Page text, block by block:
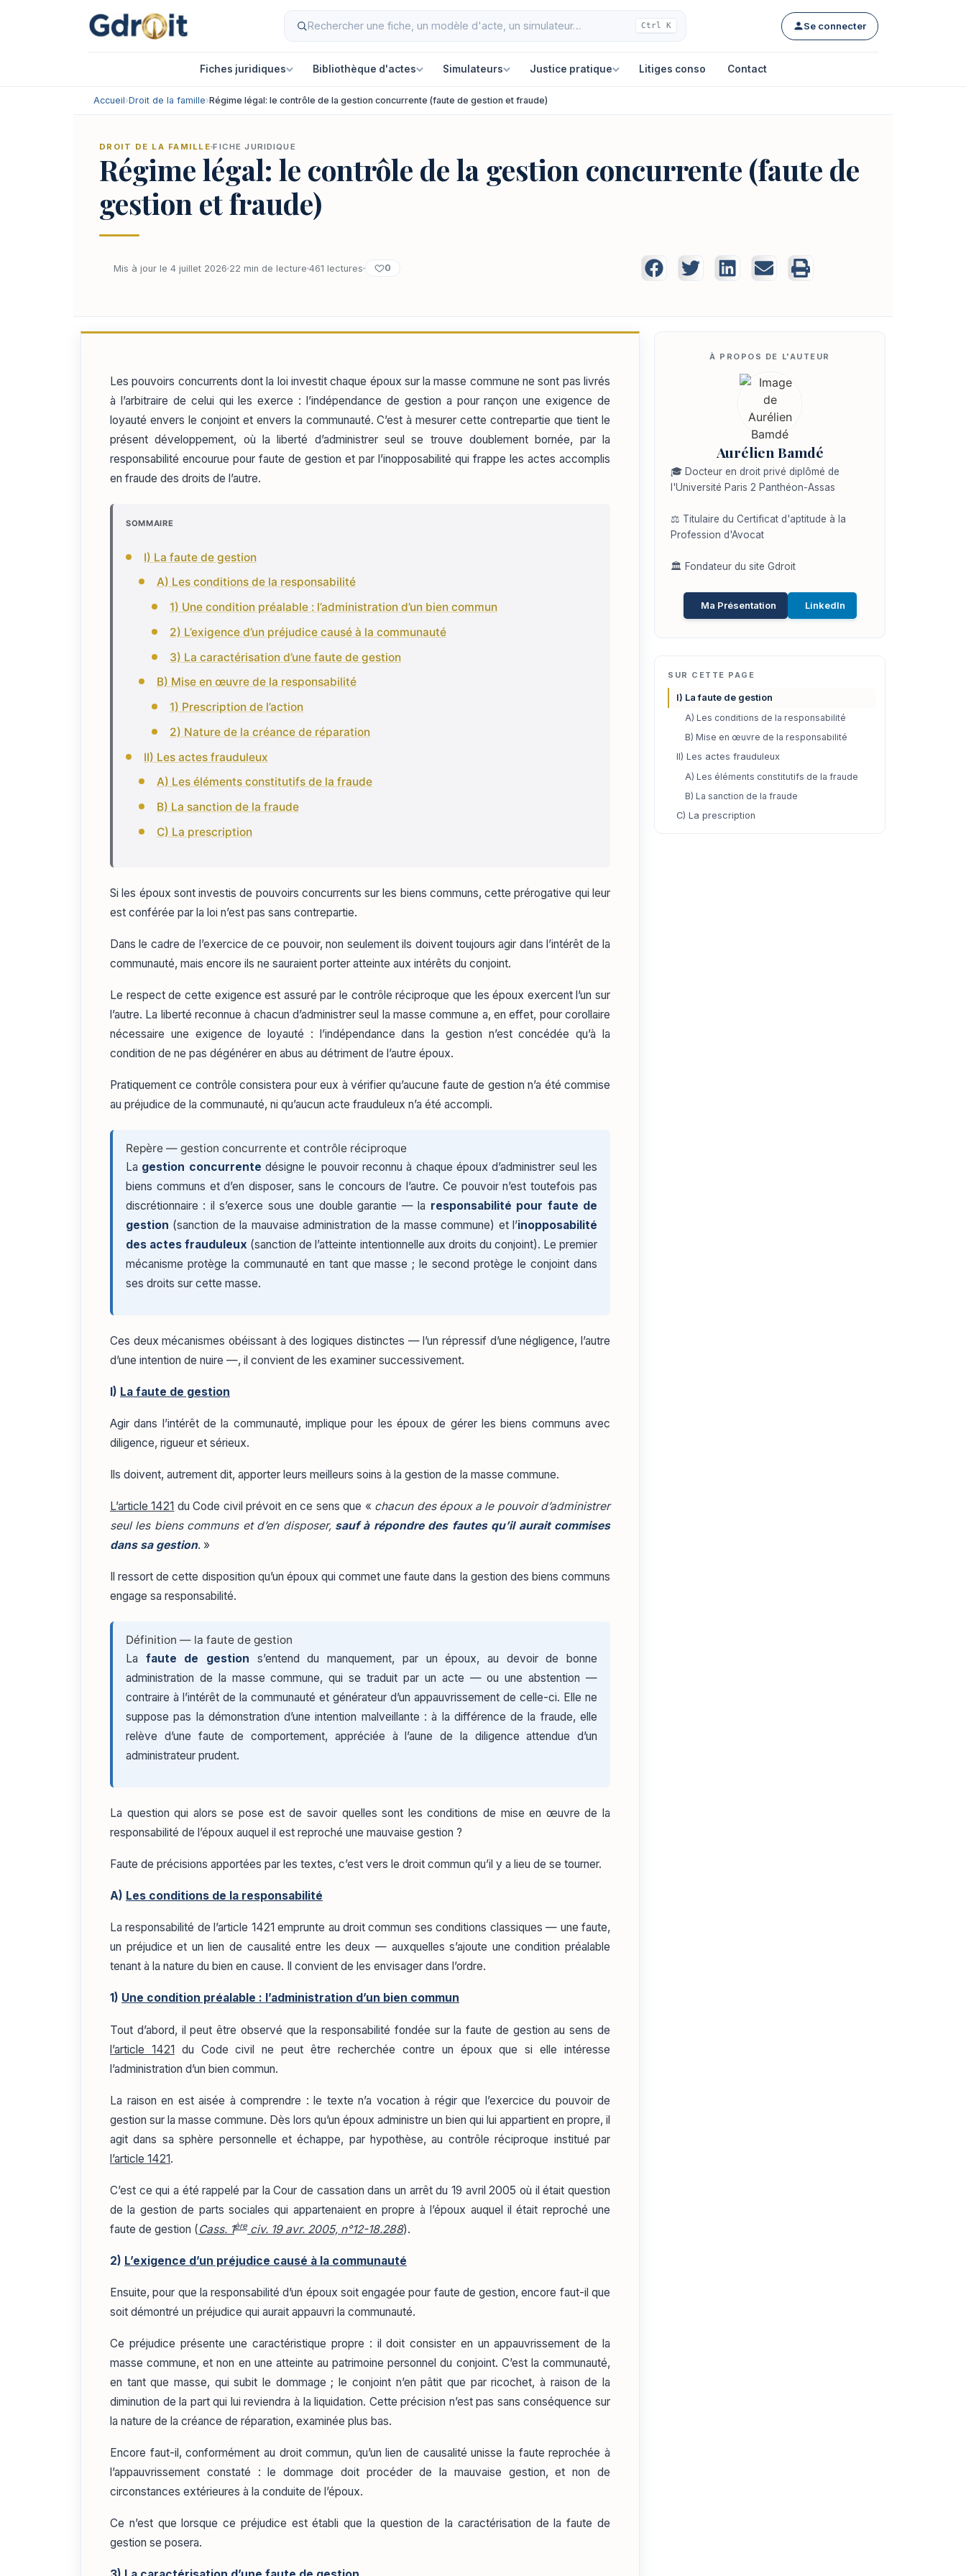
Ctrl K Se connecter
Fiches juridiques Bibliothèque d'actes Simulateurs Justice pratique Litiges conso Contact
Accueil›Droit de la famille›Régime légal: le contrôle de la gestion concurrente (faute de gestion et fraude)
DROIT DE LA FAMILLE FICHE JURIDIQUE
Régime légal: le contrôle de la gestion concurrente (faute de
gestion et fraude)
Mis à jour le 4 juillet 2026 22 min de lecture 461 lectures 0
Les pouvoirs concurrents dont la loi investit chaque époux sur la masse commune ne sont pas livrés
à l’arbitraire de celui qui les exerce : l’indépendance de gestion a pour rançon une exigence de
loyauté envers le conjoint et envers la communauté. C’est à mesurer cette contrepartie que tient le
présent développement, où la liberté d’administrer seul se trouve doublement bornée, par la
responsabilité encourue pour faute de gestion et par l’inopposabilité qui frappe les actes accomplis
en fraude des droits de l’autre.
SOMMAIRE
I) La faute de gestion
A) Les conditions de la responsabilité
1) Une condition préalable : l’administration d’un bien commun
2) L’exigence d’un préjudice causé à la communauté
3) La caractérisation d’une faute de gestion
B) Mise en œuvre de la responsabilité
1) Prescription de l’action
2) Nature de la créance de réparation
II) Les actes frauduleux
A) Les éléments constitutifs de la fraude
B) La sanction de la fraude
C) La prescription
Si les époux sont investis de pouvoirs concurrents sur les biens communs, cette prérogative qui leur
est conférée par la loi n’est pas sans contrepartie.
Dans le cadre de l’exercice de ce pouvoir, non seulement ils doivent toujours agir dans l’intérêt de la
communauté, mais encore ils ne sauraient porter atteinte aux intérêts du conjoint.
Le respect de cette exigence est assuré par le contrôle réciproque que les époux exercent l’un sur
l’autre. La liberté reconnue à chacun d’administrer seul la masse commune a, en effet, pour corollaire
nécessaire une exigence de loyauté : l’indépendance dans la gestion n’est concédée qu’à la
condition de ne pas dégénérer en abus au détriment de l’autre époux.
Pratiquement ce contrôle consistera pour eux à vérifier qu’aucune faute de gestion n’a été commise
au préjudice de la communauté, ni qu’aucun acte frauduleux n’a été accompli.
Repère — gestion concurrente et contrôle réciproque
La gestion concurrente désigne le pouvoir reconnu à chaque époux d’administrer seul les
biens communs et d’en disposer, sans le concours de l’autre. Ce pouvoir n’est toutefois pas
discrétionnaire : il s’exerce sous une double garantie — la responsabilité pour faute de
gestion (sanction de la mauvaise administration de la masse commune) et l’inopposabilité
des actes frauduleux (sanction de l’atteinte intentionnelle aux droits du conjoint). Le premier
mécanisme protège la communauté en tant que masse ; le second protège le conjoint dans
ses droits sur cette masse.
Ces deux mécanismes obéissant à des logiques distinctes — l’un répressif d’une négligence, l’autre
d’une intention de nuire —, il convient de les examiner successivement.
I) La faute de gestion
Agir dans l’intérêt de la communauté, implique pour les époux de gérer les biens communs avec
diligence, rigueur et sérieux.
Ils doivent, autrement dit, apporter leurs meilleurs soins à la gestion de la masse commune.
L’article 1421 du Code civil prévoit en ce sens que « chacun des époux a le pouvoir d’administrer
seul les biens communs et d’en disposer, sauf à répondre des fautes qu’il aurait commises
dans sa gestion. »
Il ressort de cette disposition qu’un époux qui commet une faute dans la gestion des biens communs
engage sa responsabilité.
Définition — la faute de gestion
La faute de gestion s’entend du manquement, par un époux, au devoir de bonne
administration de la masse commune, qui se traduit par un acte — ou une abstention —
contraire à l’intérêt de la communauté et générateur d’un appauvrissement de celle-ci. Elle ne
suppose pas la démonstration d’une intention malveillante : à la différence de la fraude, elle
relève d’une faute de comportement, appréciée à l’aune de la diligence attendue d’un
administrateur prudent.
La question qui alors se pose est de savoir quelles sont les conditions de mise en œuvre de la
responsabilité de l’époux auquel il est reproché une mauvaise gestion ?
Faute de précisions apportées par les textes, c’est vers le droit commun qu’il y a lieu de se tourner.
A) Les conditions de la responsabilité
La responsabilité de l’article 1421 emprunte au droit commun ses conditions classiques — une faute,
un préjudice et un lien de causalité entre les deux — auxquelles s’ajoute une condition préalable
tenant à la nature du bien en cause. Il convient de les envisager dans l’ordre.
1) Une condition préalable : l’administration d’un bien commun
Tout d’abord, il peut être observé que la responsabilité fondée sur la faute de gestion au sens de
l’article 1421 du Code civil ne peut être recherchée contre un époux que si elle intéresse
l’administration d’un bien commun.
La raison en est aisée à comprendre : le texte n’a vocation à régir que l’exercice du pouvoir de
gestion sur la masse commune. Dès lors qu’un époux administre un bien qui lui appartient en propre, il
agit dans sa sphère personnelle et échappe, par hypothèse, au contrôle réciproque institué par
l’article 1421.
C’est ce qui a été rappelé par la Cour de cassation dans un arrêt du 19 avril 2005 où il était question
de la gestion de parts sociales qui appartenaient en propre à l’époux auquel il était reproché une
faute de gestion (Cass. 1èreciv. 19 avr. 2005, n°12-18.288).
2) L’exigence d’un préjudice causé à la communauté
Ensuite, pour que la responsabilité d’un époux soit engagée pour faute de gestion, encore faut-il que
soit démontré un préjudice qui aurait appauvri la communauté.
Ce préjudice présente une caractéristique propre : il doit consister en un appauvrissement de la
masse commune, et non en une atteinte au patrimoine personnel du conjoint. C’est la communauté,
en tant que masse, qui subit le dommage ; le conjoint n’en pâtit que par ricochet, à raison de la
diminution de la part qui lui reviendra à la liquidation. Cette précision n’est pas sans conséquence sur
la nature de la créance de réparation, examinée plus bas.
Encore faut-il, conformément au droit commun, qu’un lien de causalité unisse la faute reprochée à
l’appauvrissement constaté : le dommage doit procéder de la mauvaise gestion, et non de
circonstances extérieures à la conduite de l’époux.
Ce n’est que lorsque ce préjudice est établi que la question de la caractérisation de la faute de
gestion se posera.
Aurélien Bamdé
🎓 Docteur en droit privé diplômé de
l'Université Paris 2 Panthéon-Assas
⚖️ Titulaire du Certificat d'aptitude à la
Profession d'Avocat
🏛️ Fondateur du site Gdroit
Ma Présentation LinkedIn
SUR CETTE PAGE
I) La faute de gestion
A) Les conditions de la responsabilité
B) Mise en œuvre de la responsabilité
II) Les actes frauduleux
A) Les éléments constitutifs de la fraude
B) La sanction de la fraude
C) La prescription